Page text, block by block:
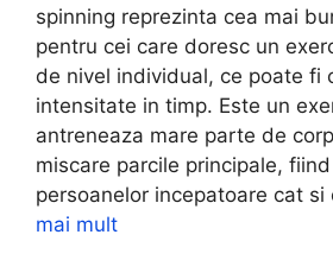
spinning reprezinta cea mai
pentru cei care doresc un
de nivel individual, ce poate fi
intensitate in timp. Este un
antreneaza mare parte de
miscare parcile principale,
persoanelor incepatoare cat
mai mult